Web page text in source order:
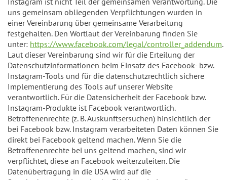
uns gemeinsam obliegenden Verpflichtungen wurden in
einer Vereinbarung über gemeinsame Verarbeitung
festgehalten. Den Wortlaut der Vereinbarung finden Sie
unter: https://www.facebook.com/legal/controller_addendum.
Laut dieser Vereinbarung sind wir für die Erteilung der
Datenschutzinformationen beim Einsatz des Facebook- bzw.
Instagram-Tools und für die datenschutzrechtlich sichere
Implementierung des Tools auf unserer Website
verantwortlich. Für die Datensicherheit der Facebook bzw.
Instagram-Produkte ist Facebook verantwortlich.
Betroffenenrechte (z. B. Auskunftsersuchen) hinsichtlich der
bei Facebook bzw. Instagram verarbeiteten Daten können Sie
direkt bei Facebook geltend machen. Wenn Sie die
Betroffenenrechte bei uns geltend machen, sind wir
verpflichtet, diese an Facebook weiterzuleiten. Die
Datenübertragung in die USA wird auf die